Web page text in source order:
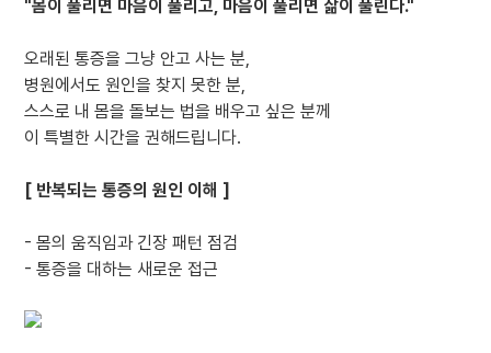
"몸이 풀리면 마음이 풀리고, 마음이 풀리면 삶이 풀린다."
오래된 통증을 그냥 안고 사는 분,
병원에서도 원인을 찾지 못한 분,
스스로 내 몸을 돌보는 법을 배우고 싶은 분께
이 특별한 시간을 권해드립니다.
[ 반복되는 통증의 원인 이해 ]
- 몸의 움직임과 긴장 패턴 점검
- 통증을 대하는 새로운 접근